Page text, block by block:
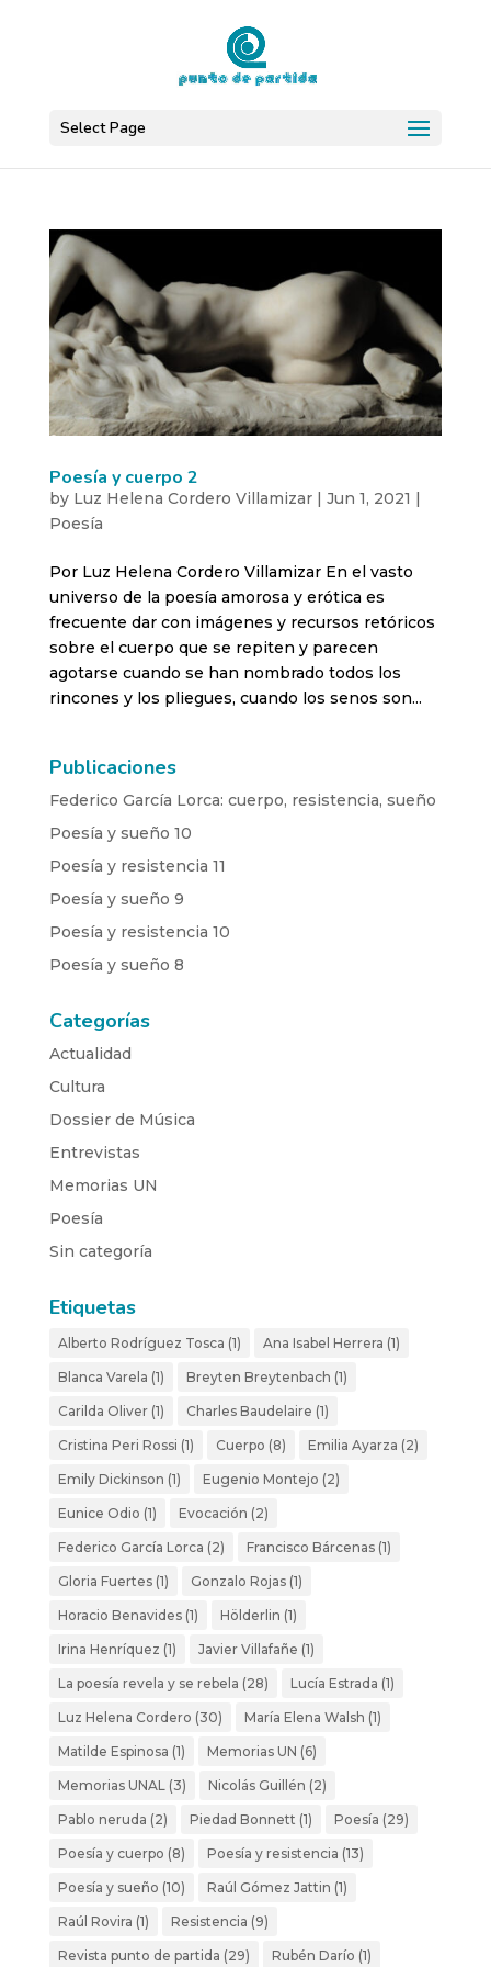
Select Page
Poesía y cuerpo 2
by Luz Helena Cordero Villamizar| Jun 1, 2021 |
Poesía
Por Luz Helena Cordero Villamizar En el vasto
universo de la poesía amorosa y erótica es
frecuente dar con imágenes y recursos retóricos
sobre el cuerpo que se repiten y parecen
agotarse cuando se han nombrado todos los
rincones y los pliegues, cuando los senos son...
Publicaciones
Federico García Lorca: cuerpo, resistencia, sueño
Poesía y sueño 10
Poesía y resistencia 11
Poesía y sueño 9
Poesía y resistencia 10
Poesía y sueño 8
Categorías
Actualidad
Cultura
Dossier de Música
Entrevistas
Memorias UN
Poesía
Sin categoría
Etiquetas
Alberto Rodríguez Tosca (1) Ana Isabel Herrera (1)
Blanca Varela (1) Breyten Breytenbach (1)
Carilda Oliver(1) Charles Baudelaire (1)
Cristina Peri Rossi (1) Cuerpo (8) Emilia Ayarza (2)
Emily Dickinson (1) Eugenio Montejo (2)
Eunice Odio (1) Evocación (2)
Federico García Lorca (2) Francisco Bárcenas(1)
Gloria Fuertes(1) Gonzalo Rojas(1)
Horacio Benavides(1) Hölderlin (1)
Irina Henríquez (1) Javier Villafañe (1)
La poesía revela y se rebela (28) Lucía Estrada (1)
Luz Helena Cordero (30) María Elena Walsh (1)
Matilde Espinosa (1) Memorias UN (6)
Memorias UNAL(3) Nicolás Guillén (2)
Pablo neruda (2) Piedad Bonnett (1) Poesía (29)
Poesía y cuerpo (8) Poesía y resistencia (13)
Poesía y sueño (10) Raúl Gómez Jattin (1)
Raúl Rovira (1) Resistencia (9)
Revista punto de partida (29) Rubén Darío (1)